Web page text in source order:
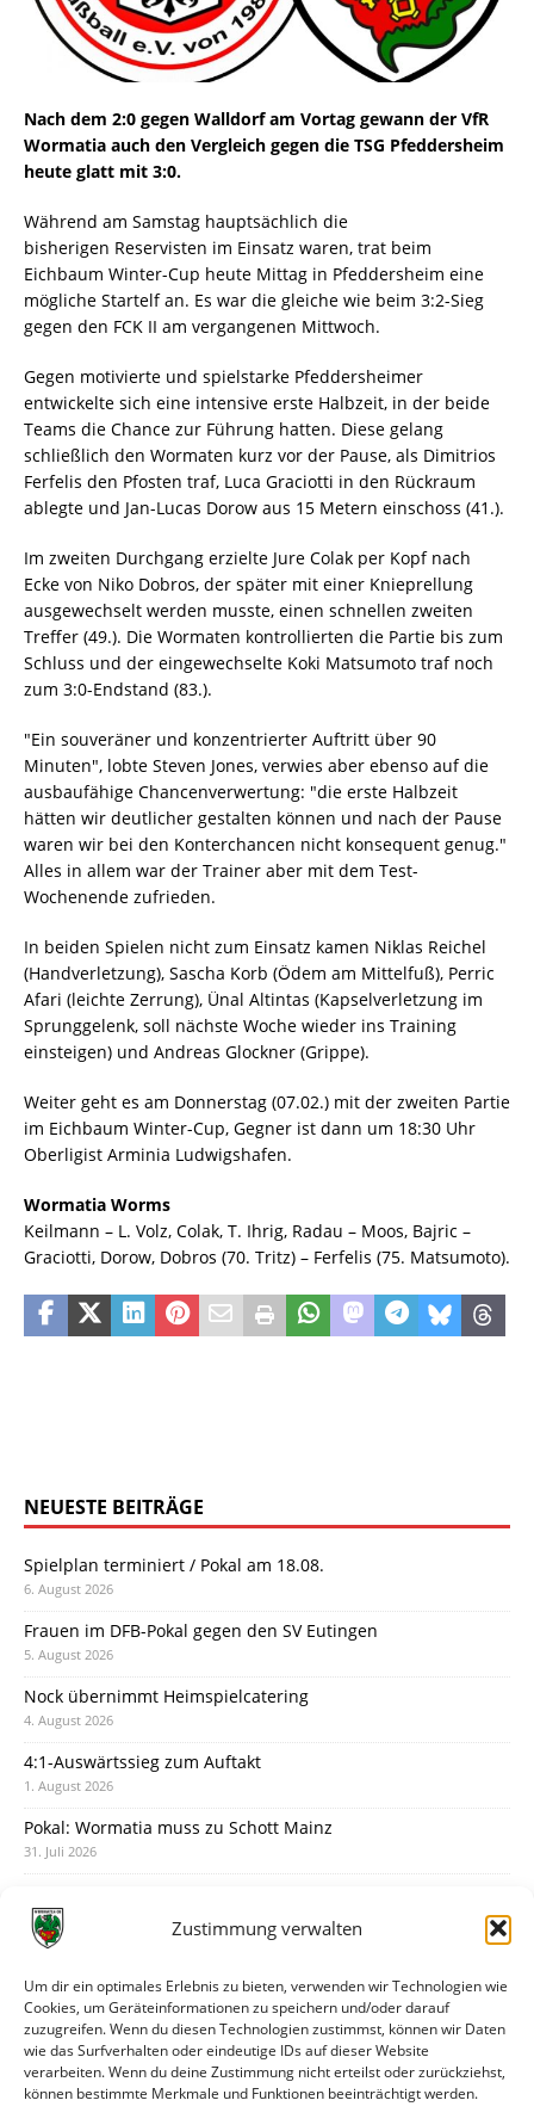
Zustimmung verwalten
Um dir ein optimales Erlebnis zu bieten, verwenden wir Technologien wie
Cookies, um Geräteinformationen zu speichern und/oder darauf
zuzugreifen. Wenn du diesen Technologien zustimmst, können wir Daten
wie das Surfverhalten oder eindeutige IDs auf dieser Website
verarbeiten. Wenn du deine Zustimmung nicht erteilst oder zurückziehst,
können bestimmte Merkmale und Funktionen beeinträchtigt werden.
Nach dem 2:0 gegen Walldorf am Vortag gewann der VfR
Wormatia auch den Vergleich gegen die TSG Pfeddersheim
heute glatt mit 3:0.
Während am Samstag hauptsächlich die
bisherigen Reservisten im Einsatz waren, trat beim
Eichbaum Winter-Cup heute Mittag in Pfeddersheim eine
mögliche Startelf an. Es war die gleiche wie beim 3:2-Sieg
gegen den FCK II am vergangenen Mittwoch.
Gegen motivierte und spielstarke Pfeddersheimer
entwickelte sich eine intensive erste Halbzeit, in der beide
Teams die Chance zur Führung hatten. Diese gelang
schließlich den Wormaten kurz vor der Pause, als Dimitrios
Ferfelis den Pfosten traf, Luca Graciotti in den Rückraum
ablegte und Jan-Lucas Dorow aus 15 Metern einschoss (41.).
Im zweiten Durchgang erzielte Jure Colak per Kopf nach
Ecke von Niko Dobros, der später mit einer Knieprellung
ausgewechselt werden musste, einen schnellen zweiten
Treffer (49.). Die Wormaten kontrollierten die Partie bis zum
Schluss und der eingewechselte Koki Matsumoto traf noch
zum 3:0-Endstand (83.).
"Ein souveräner und konzentrierter Auftritt über 90
Minuten", lobte Steven Jones, verwies aber ebenso auf die
ausbaufähige Chancenverwertung: "die erste Halbzeit
hätten wir deutlicher gestalten können und nach der Pause
waren wir bei den Konterchancen nicht konsequent genug."
Alles in allem war der Trainer aber mit dem Test-
Wochenende zufrieden.
In beiden Spielen nicht zum Einsatz kamen Niklas Reichel
(Handverletzung), Sascha Korb (Ödem am Mittelfuß), Perric
Afari (leichte Zerrung), Ünal Altintas (Kapselverletzung im
Sprunggelenk, soll nächste Woche wieder ins Training
einsteigen) und Andreas Glockner (Grippe).
Weiter geht es am Donnerstag (07.02.) mit der zweiten Partie
im Eichbaum Winter-Cup, Gegner ist dann um 18:30 Uhr
Oberligist Arminia Ludwigshafen.
Wormatia Worms
Keilmann – L. Volz, Colak, T. Ihrig, Radau – Moos, Bajric –
Graciotti, Dorow, Dobros (70. Tritz) – Ferfelis (75. Matsumoto).
NEUESTE BEITRÄGE
Spielplan terminiert / Pokal am 18.08.
6. August 2026
Frauen im DFB-Pokal gegen den SV Eutingen
5. August 2026
Nock übernimmt Heimspielcatering
4. August 2026
4:1-Auswärtssieg zum Auftakt
1. August 2026
Pokal: Wormatia muss zu Schott Mainz
31. Juli 2026
30. Juli 2026
28. Juli 2026
Neuer Rückensponsor
28. Juli 2026
Neue Podcast-Folge: So tickt Björn!